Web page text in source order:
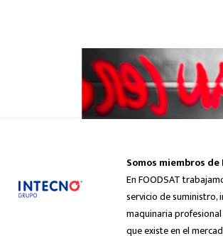
Somos miembros de
En FOODSAT
servicio de suministro,
maquinaria
que existe en el